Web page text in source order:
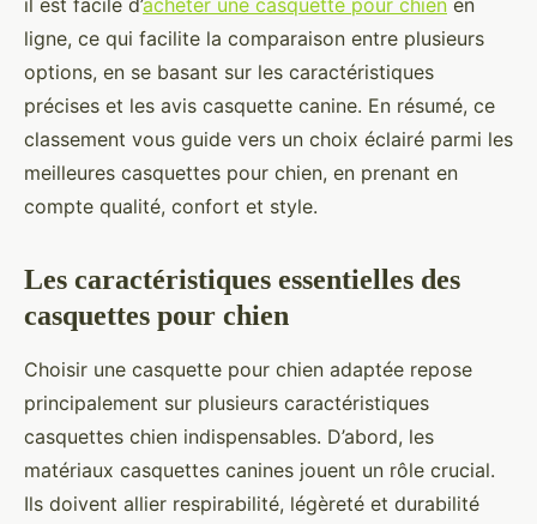
il est facile d’acheter une casquette pour chien en
ligne, ce qui facilite la comparaison entre plusieurs
options, en se basant sur les caractéristiques
précises et les avis casquette canine. En résumé, ce
classement vous guide vers un choix éclairé parmi les
meilleures casquettes pour chien, en prenant en
compte qualité, confort et style.
Les caractéristiques essentielles des
casquettes pour chien
Choisir une casquette pour chien adaptée repose
principalement sur plusieurs caractéristiques
casquettes chien indispensables. D’abord, les
matériaux casquettes canines jouent un rôle crucial.
Ils doivent allier respirabilité, légèreté et durabilité